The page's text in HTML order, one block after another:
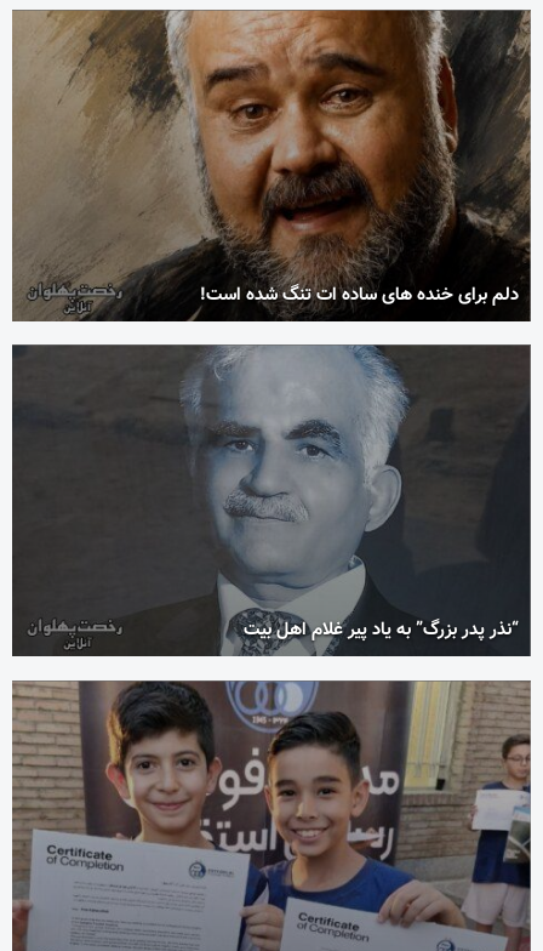
دلم برای خنده های ساده ات تنگ شده است!
“نذر پدر بزرگ” به یاد پیر غلام اهل بیت